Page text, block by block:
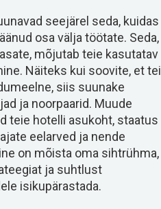
seejärel seda,
osa välja töötate. Seda,
mõjutab teie kasutatav
Näiteks kui soovite, et
siis suunake
ja noorpaarid. Muude
teie hotelli asukoht, staatus
eelarved ja nende
on mõista oma
ja suhtlust
isikupärastada.